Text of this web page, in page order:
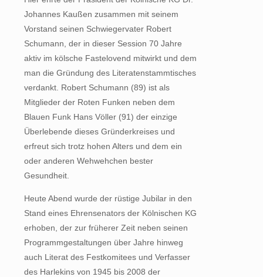
Johannes Kaußen zusammen mit seinem
Vorstand seinen Schwiegervater Robert
Schumann, der in dieser Session 70 Jahre
aktiv im kölsche Fastelovend mitwirkt und dem
man die Gründung des Literatenstammtisches
verdankt. Robert Schumann (89) ist als
Mitglieder der Roten Funken neben dem
Blauen Funk Hans Völler (91) der einzige
Überlebende dieses Gründerkreises und
erfreut sich trotz hohen Alters und dem ein
oder anderen Wehwehchen bester
Gesundheit.
Heute Abend wurde der rüstige Jubilar in den
Stand eines Ehrensenators der Kölnischen KG
erhoben, der zur früherer Zeit neben seinen
Programmgestaltungen über Jahre hinweg
auch Literat des Festkomitees und Verfasser
des Harlekins von 1945 bis 2008 der